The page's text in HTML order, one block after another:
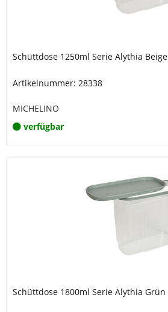
Schüttdose 1250ml Serie Alythia Beige
Artikelnummer: 28338
MICHELINO
verfügbar
Schüttdose 1800ml Serie Alythia Grün